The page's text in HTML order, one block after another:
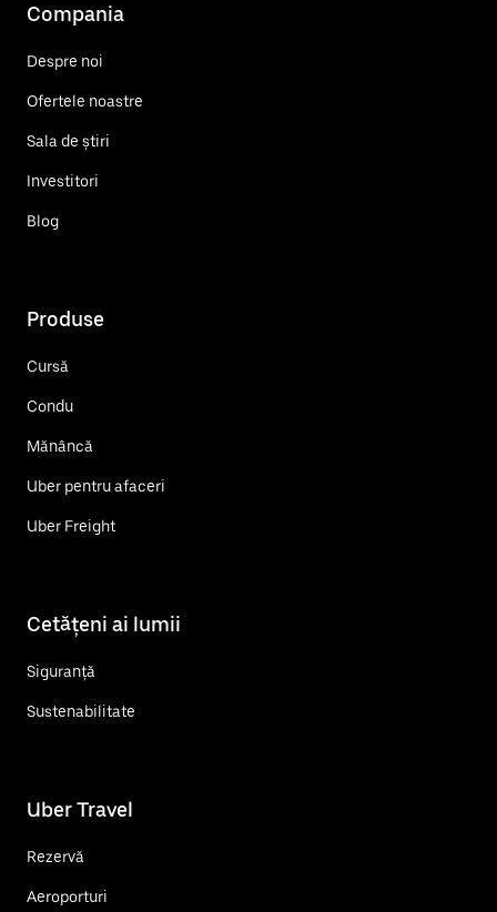
Compania
Despre noi
Ofertele noastre
Sala de știri
Investitori
Blog
Produse
Cursă
Condu
Mănâncă
Uber pentru afaceri
Uber Freight
Cetățeni ai lumii
Siguranță
Sustenabilitate
Uber Travel
Rezervă
Aeroporturi